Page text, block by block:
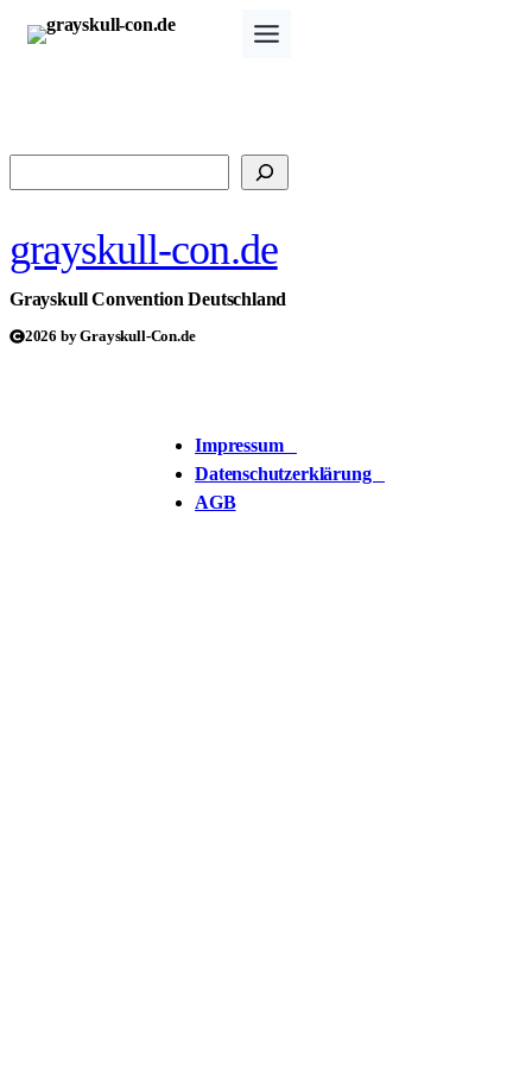
Zum
Inhalt
grayskull-con.de
Grayskull Convention Deutschland
2026 by Grayskull-Con.de
Impressum
Datenschutzerklärung
AGB